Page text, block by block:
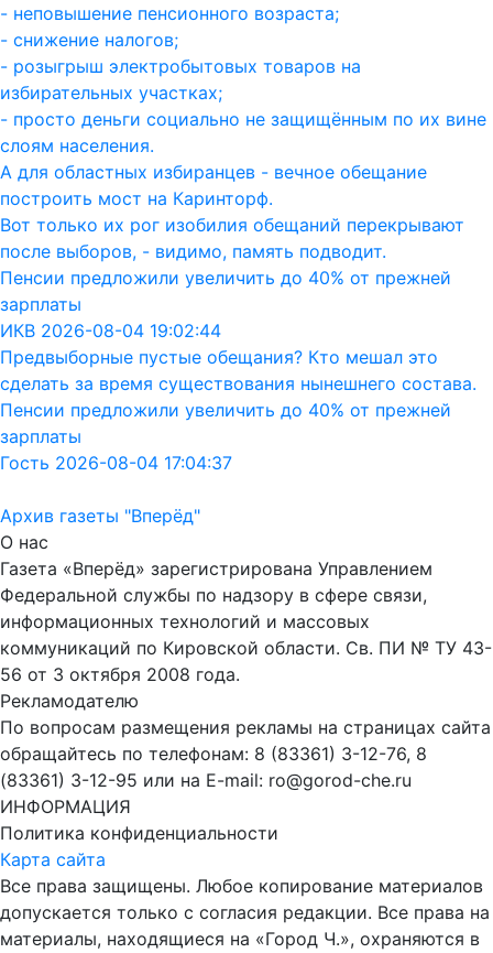
- неповышение пенсионного возраста;
- снижение налогов;
- розыгрыш электробытовых товаров на
избирательных участках;
- просто деньги социально не защищённым по их вине
слоям населения.
А для областных избиранцев - вечное обещание
построить мост на Каринторф.
Вот только их рог изобилия обещаний перекрывают
после выборов, - видимо, память подводит.
Пенсии предложили увеличить до 40% от прежней
зарплаты
ИКВ 2026-08-04 19:02:44
Предвыборные пустые обещания? Кто мешал это
сделать за время существования нынешнего состава.
Пенсии предложили увеличить до 40% от прежней
зарплаты
Гость 2026-08-04 17:04:37
Архив газеты "Вперёд"
О нас
Газета «Вперёд» зарегистрирована Управлением
Федеральной службы по надзору в сфере связи,
информационных технологий и массовых
коммуникаций по Кировской области. Св. ПИ № ТУ 43-
56 от 3 октября 2008 года.
Рекламодателю
По вопросам размещения рекламы на страницах сайта
обращайтесь по телефонам: 8 (83361) 3-12-76, 8
(83361) 3-12-95 или на E-mail: ro@gorod-che.ru
ИНФОРМАЦИЯ
Политика конфиденциальности
Карта сайта
Все права защищены. Любое копирование материалов
допускается только с согласия редакции. Все права на
материалы, находящиеся на «Город Ч.», охраняются в